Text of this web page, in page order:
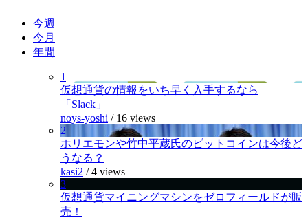
今週
今月
年間
1
仮想通貨の情報をいち早く入手するなら
「Slack」
noys-yoshi / 16 views
2
ホリエモンや竹中平蔵氏のビットコインは今後ど
うなる？
kasi2 /4 views
3
仮想通貨マイニングマシンをゼロフィールドが販
売！